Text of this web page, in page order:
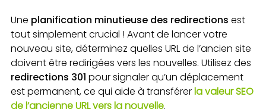
Une planification minutieuse des redirections est
tout simplement crucial ! Avant de lancer votre
nouveau site, déterminez quelles URL de l’ancien site
doivent être redirigées vers les nouvelles. Utilisez des
redirections 301 pour signaler qu’un déplacement
est permanent, ce qui aide à transférerla valeur SEO
de l’ancienne URL vers la nouvelle.